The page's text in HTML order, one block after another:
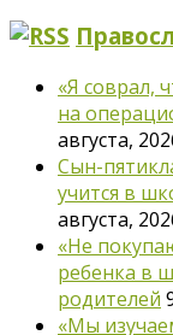
«Я соврал,
на
августа,
Сын-
учится в
августа,
«Не
ребенка в
родителей
«Мы